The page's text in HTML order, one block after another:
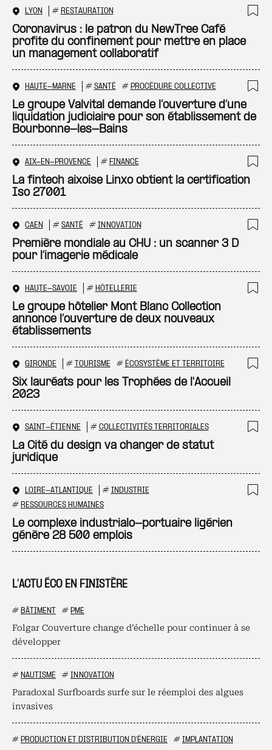
L’ACTU ÉCO EN FINISTÈRE
# BÂTIMENT # PME
Folgar Couverture change d’échelle pour continuer à se
développer
# NAUTISME # INNOVATION
Paradoxal Surfboards surfe sur le réemploi des algues
invasives
# PRODUCTION ET DISTRIBUTION D'ÉNERGIE # IMPLANTATION
LYON # RESTAURATION
Coronavirus : le patron du NewTree Café
profite du confinement pour mettre en place
un management collaboratif
HAUTE-MARNE # SANTÉ # PROCÉDURE COLLECTIVE
Le groupe Valvital demande l’ouverture d’une
liquidation judiciaire pour son établissement de
Bourbonne-les-Bains
AIX-EN-PROVENCE # FINANCE
La fintech aixoise Linxo obtient la certification
Iso 27001
CAEN # SANTÉ # INNOVATION
Première mondiale au CHU : un scanner 3 D
pour l’imagerie médicale
HAUTE-SAVOIE # HÔTELLERIE
Le groupe hôtelier Mont Blanc Collection
annonce l’ouverture de deux nouveaux
établissements
GIRONDE # TOURISME # ÉCOSYSTÈME ET TERRITOIRE
Six lauréats pour les Trophées de l'Accueil
2023
SAINT-ÉTIENNE # COLLECTIVITÉS TERRITORIALES
La Cité du design va changer de statut
juridique
LOIRE-ATLANTIQUE # INDUSTRIE
# RESSOURCES HUMAINES
Le complexe industrialo-portuaire ligérien
génère 28 500 emplois